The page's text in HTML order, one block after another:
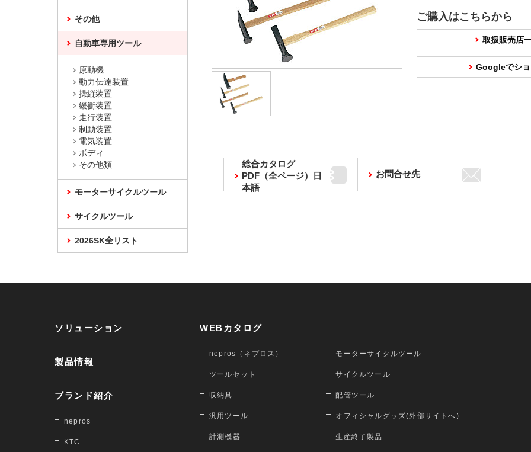
ご購入はこちらから
取扱販売店
Googleでシ
総合カタログ
PDF（全ページ）日
本語
お問合せ先
その他
自動車専用ツール
原動機
動力伝達装置
操縦装置
緩衝装置
走行装置
制動装置
電気装置
ボディ
その他類
モーターサイクルツール
サイクルツール
2026SK全リスト
ソリューション
製品情報
ブランド紹介
nepros
KTC
WEBカタログ
nepros（ネプロス）
ツールセット
収納具
汎用ツール
計測機器
モーターサイクルツール
サイクルツール
配管ツール
オフィシャルグッズ(外部サイトへ)
生産終了製品